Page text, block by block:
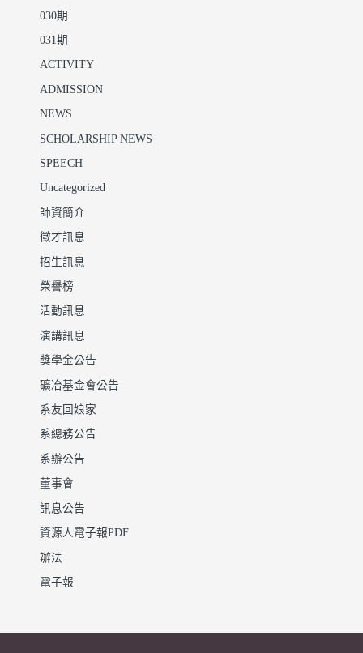
030期
031期
ACTIVITY
ADMISSION
NEWS
SCHOLARSHIP NEWS
SPEECH
Uncategorized
師資簡介
徵才訊息
招生訊息
榮譽榜
活動訊息
演講訊息
獎學金公告
礦冶基金會公告
系友回娘家
系總務公告
系辦公告
董事會
訊息公告
資源人電子報PDF
辦法
電子報